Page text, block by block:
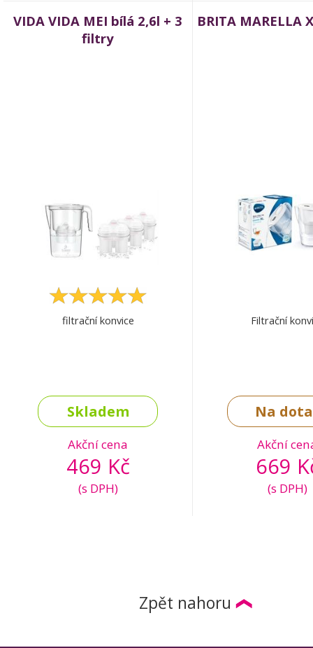
VIDA VIDA MEI bílá 2,6l + 3
filtry
filtrační konvice
Skladem
Akční cena
469 Kč
(s DPH)
BRITA MARELLA
Filtrační
Na
Akční
669
(s DPH)
Zpět nahoru